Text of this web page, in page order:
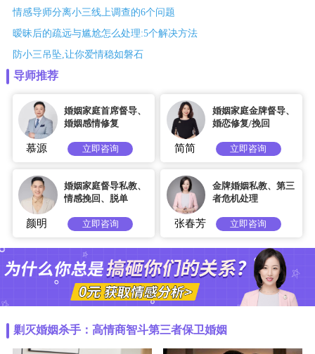
情感导师分离小三线上调查的6个问题
暧昧后的疏远与尴尬怎么处理:5个解决方法
防小三吊坠,让你爱情稳如磐石
导师推荐
婚姻家庭首席督导、
婚姻感情修复
慕源 立即咨询
婚姻家庭金牌督导、
婚恋修复/挽回
简简 立即咨询
婚姻家庭督导私教、
情感挽回、脱单
颜明 立即咨询
金牌婚姻私教、第三
者危机处理
张春芳 立即咨询
剿灭婚姻杀手：高情商智斗第三者保卫婚姻